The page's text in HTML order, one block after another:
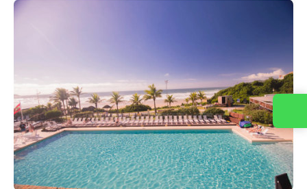
Contacta con nosotros